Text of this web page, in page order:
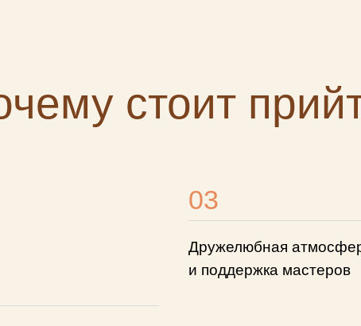
Дружелюбная
и поддержка мастеров
03
стоит